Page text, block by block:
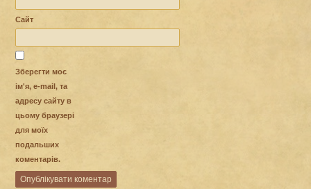
Сайт
Зберегти моє
ім'я, e-mail, та
адресу сайту в
цьому браузері
для моїх
подальших
коментарів.